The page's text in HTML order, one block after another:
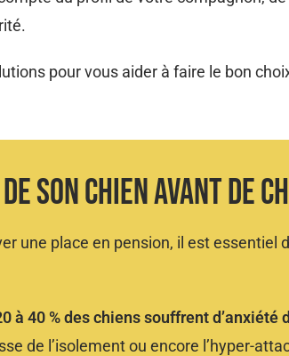
pour vous aider à faire le bon
Son Chien Avant De
une place en pension, il est essentiel
à 40 % des chiens souffrent d’anxiété
de l’isolement ou encore l’hyper-